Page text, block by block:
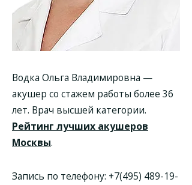
Водка Ольга Владимировна —
акушер со стажем работы более 36
лет. Врач высшей категории.
Рейтинг лучших акушеров
Москвы.
Запись по телефону: +7(495) 489-19-